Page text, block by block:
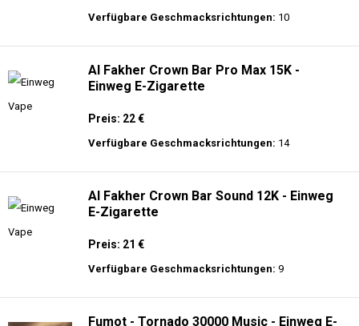
Verfügbare Geschmacksrichtungen: 10
Al Fakher Crown Bar Pro Max 15K -
Einweg E-Zigarette
Preis: 22 €
Verfügbare Geschmacksrichtungen: 14
Al Fakher Crown Bar Sound 12K - Einweg
E-Zigarette
Preis: 21 €
Verfügbare Geschmacksrichtungen: 9
Fumot - Tornado 30000 Music - Einweg E-